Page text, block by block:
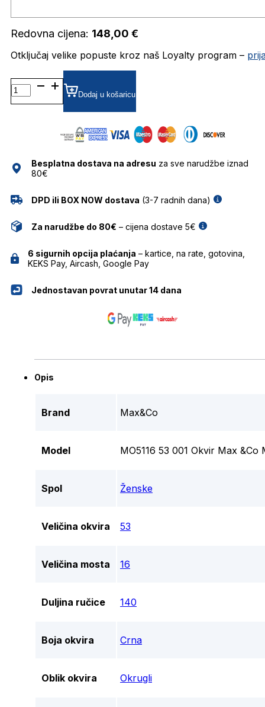
Redovna cijena: 148,00 €
Otključaj velike popuste kroz naš Loyalty program –
MO5116 DIOPTRIJSKI
OKVIRI
MAX&CO.
Dodaj u košaricu
Besplatna dostava na adresu za sve narudžbe iznad
80€
DPD ili BOX NOW dostava (3-7 radnih dana)
Za narudžbe do 80€ – cijena dostave 5€
6 sigurnih opcija plaćanja – kartice, na rate, gotovina,
KEKS Pay, Aircash, Google Pay
Jednostavan povrat unutar 14 dana
Opis
Brand Max&Co
Model MO5116 53 001 Okvir Max &Co
Spol Ženske
Veličina okvira 53
Veličina mosta 16
Duljina ručice 140
Boja okvira Crna
Oblik okvira Okrugli